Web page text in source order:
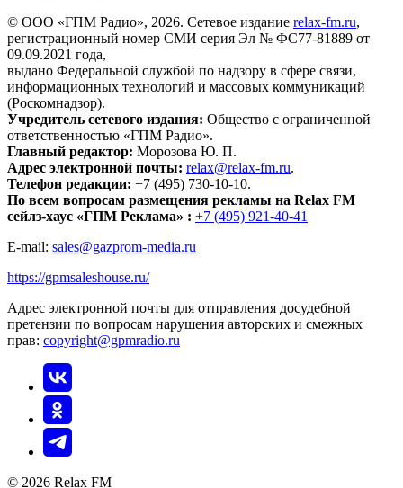
© ООО «ГПМ Радио», 2026. Сетевое издание relax-fm.ru,
регистрационный номер СМИ серия Эл № ФС77-81889 от
09.09.2021 года,
выдано Федеральной службой по надзору в сфере связи,
информационных технологий и массовых коммуникаций
(Роскомнадзор).
Учредитель сетевого издания: Общество с ограниченной
ответственностью «ГПМ Радио».
Главный редактор: Морозова Ю. П.
Адрес электронной почты: relax@relax-fm.ru.
Телефон редакции: +7 (495) 730-10-10.
По всем вопросам размещения рекламы на Relax FM
сейлз-хаус «ГПМ Реклама» : +7 (495) 921-40-41
E-mail: sales@gazprom-media.ru
https://gpmsaleshouse.ru/
Адрес электронной почты для отправления досудебной
претензии по вопросам нарушения авторских и смежных
прав: copyright@gpmradio.ru
© 2026 Relax FM